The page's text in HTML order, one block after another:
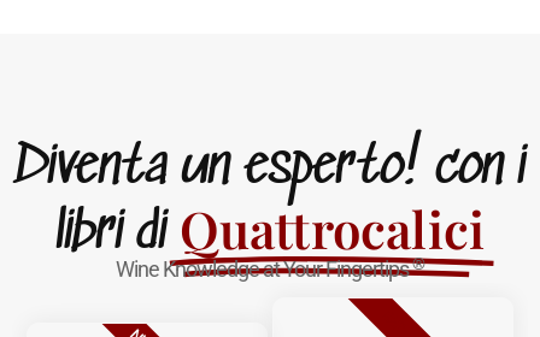
Diventa un esperto! con i
libri di Quattrocalici
Wine Knowledge at Your Fingertips®